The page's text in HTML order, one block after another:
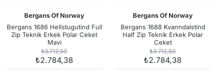
Bergans Of Norway
Bergans 1686 Hellstugutind Full
Zip Teknik Erkek Polar Ceket
Mavi
₺3.712,50
₺2.784,38
Bergans Of Norway
Bergans 1688 Kvanndalstind
Half Zip Teknik Erkek Polar
Ceket
₺3.712,50
₺2.784,38